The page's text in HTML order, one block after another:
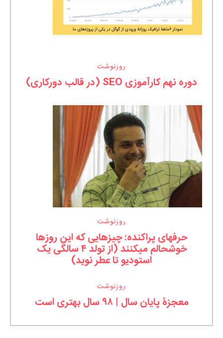
روزنوشت
دوره نهم کارآموزی SEO (در قالب دورکاری)
روزنوشت
حرفهای پراکنده: چیزهایی که این روزها
خوشحالم میکنند (از تولد ۴ سالگی یک
استودیو تا عطر نوید)
روزنوشت
معجزۀ پایان سال | ۹۸ سال بهتری است